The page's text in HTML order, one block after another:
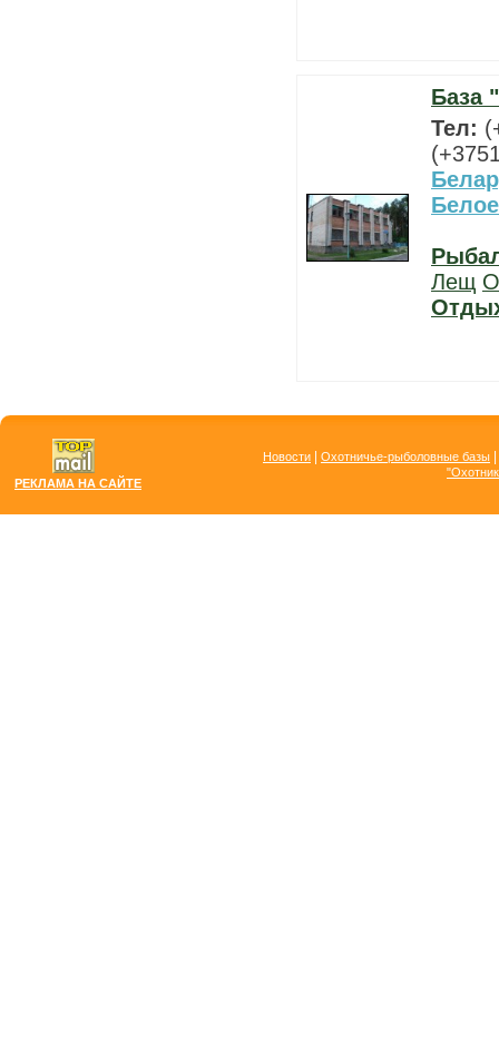
База
Тел:
Белое
Лещ
РЕКЛАМА НА САЙТЕ
Новости Охотничье-рыболовные базы